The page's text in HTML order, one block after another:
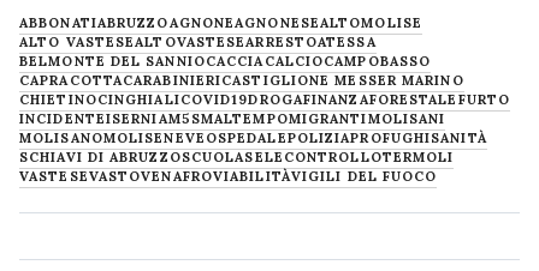
ABBONATIABRUZZOAGNONEAGNONESEALTOMOLISE
ALTO VASTESEALTOVASTESEARRESTOATESSA
BELMONTE DEL SANNIOCACCIACALCIOCAMPOBASSO
CAPRACOTTACARABINIERICASTIGLIONE MESSER MARINO
CHIETINOCINGHIALICOVID19DROGAFINANZAFORESTALE FURTO
INCIDENTEISERNIAM5SMALTEMPOMIGRANTIMOLISANI
MOLISANOMOLISENEVE OSPEDALEPOLIZIAPROFUGHISANITÀ
SCHIAVI DI ABRUZZOSCUOLASELECONTROLLOTERMOLI
VASTESEVASTOVENAFROVIABILITÀVIGILI DEL FUOCO